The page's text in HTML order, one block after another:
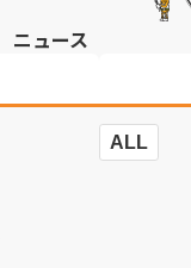
ニュース
ALL